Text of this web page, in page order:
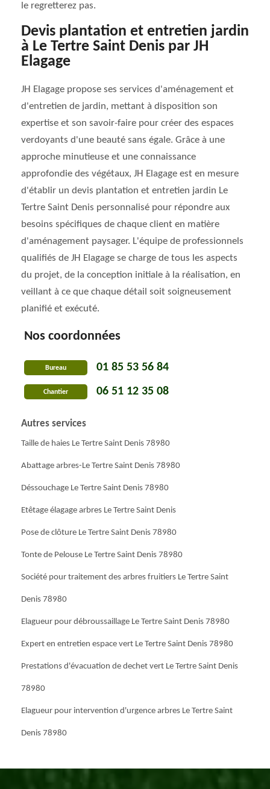
le regretterez pas.
Devis plantation et entretien jardin
à Le Tertre Saint Denis par JH
Elagage
JH Elagage propose ses services d'aménagement et
d'entretien de jardin, mettant à disposition son
expertise et son savoir-faire pour créer des espaces
verdoyants d'une beauté sans égale. Grâce à une
approche minutieuse et une connaissance
approfondie des végétaux, JH Elagage est en mesure
d'établir un devis plantation et entretien jardin Le
Tertre Saint Denis personnalisé pour répondre aux
besoins spécifiques de chaque client en matière
d'aménagement paysager. L'équipe de professionnels
qualifiés de JH Elagage se charge de tous les aspects
du projet, de la conception initiale à la réalisation, en
veillant à ce que chaque détail soit soigneusement
planifié et exécuté.
Nos coordonnées
Bureau 01 85 53 56 84
Chantier 06 51 12 35 08
Autres services
Taille de haies Le Tertre Saint Denis 78980
Abattage arbres-Le Tertre Saint Denis 78980
Déssouchage Le Tertre Saint Denis 78980
Etêtage élagage arbres Le Tertre Saint Denis
Pose de clôture Le Tertre Saint Denis 78980
Tonte de Pelouse Le Tertre Saint Denis 78980
Société pour traitement des arbres fruitiers Le Tertre Saint
Denis 78980
Elagueur pour débroussaillage Le Tertre Saint Denis 78980
Expert en entretien espace vert Le Tertre Saint Denis 78980
Prestations d'évacuation de dechet vert Le Tertre Saint Denis
78980
Elagueur pour intervention d'urgence arbres Le Tertre Saint
Denis 78980